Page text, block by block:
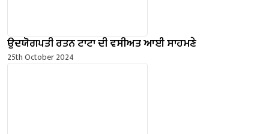
ਉਦਯੋਗਪਤੀ ਰਤਨ ਟਾਟਾ ਦੀ ਵਸੀਅਤ ਆਈ ਸਾਹਮਣੇ
25th October 2024